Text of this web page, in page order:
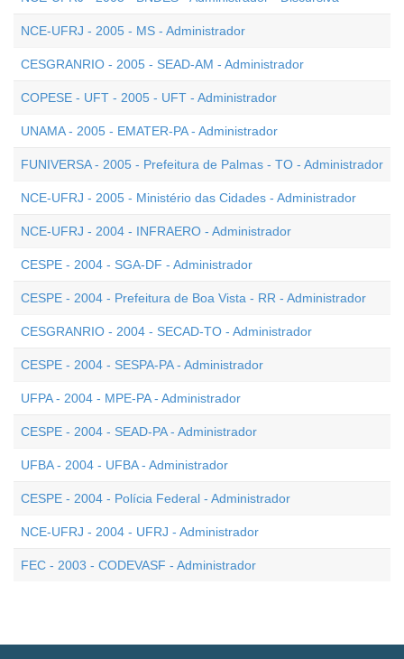
NCE-UFRJ - 2005 - MS - Administrador
CESGRANRIO - 2005 - SEAD-AM - Administrador
COPESE - UFT - 2005 - UFT - Administrador
UNAMA - 2005 - EMATER-PA - Administrador
FUNIVERSA - 2005 - Prefeitura de Palmas - TO - Administrador
NCE-UFRJ - 2005 - Ministério das Cidades - Administrador
NCE-UFRJ - 2004 - INFRAERO - Administrador
CESPE - 2004 - SGA-DF - Administrador
CESPE - 2004 - Prefeitura de Boa Vista - RR - Administrador
CESGRANRIO - 2004 - SECAD-TO - Administrador
CESPE - 2004 - SESPA-PA - Administrador
UFPA - 2004 - MPE-PA - Administrador
CESPE - 2004 - SEAD-PA - Administrador
UFBA - 2004 - UFBA - Administrador
CESPE - 2004 - Polícia Federal - Administrador
NCE-UFRJ - 2004 - UFRJ - Administrador
FEC - 2003 - CODEVASF - Administrador